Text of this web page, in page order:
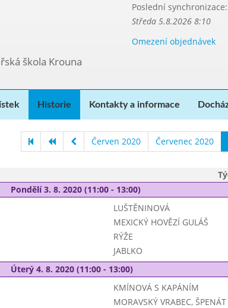
Poslední synchronizace:
Středa 5.8.2026 8:10
Omezení objednávek
škola Krouna
Historie Kontakty a informace
Červen 2020 Červenec 2020
Pondělí 3. 8. 2020 (11:00 - 13:00)
LUŠTĚNINOVÁ
MEXICKÝ HOVĚZÍ GULÁŠ
RÝŽE
JABLKO
Úterý 4. 8. 2020 (11:00 - 13:00)
KMÍNOVÁ S KAPÁNÍM
MORAVSKÝ VRABEC, ŠPENÁT